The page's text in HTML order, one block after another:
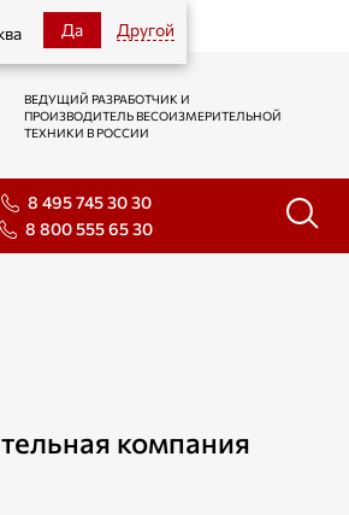
Да Другой
ВЕДУЩИЙ РАЗРАБОТЧИК И
ПРОИЗВОДИТЕЛЬ ВЕСОИЗМЕРИТЕЛЬНОЙ
ТЕХНИКИ В РОССИИ
8 495 745 30 30
8 800 555 65 30
компания